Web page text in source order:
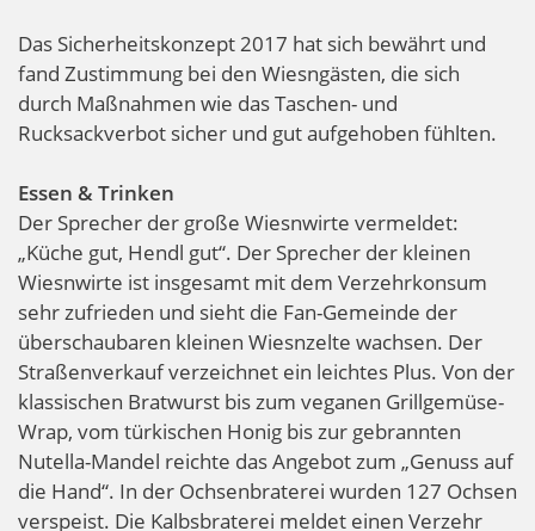
Das Sicherheitskonzept 2017 hat sich bewährt und
fand Zustimmung bei den Wiesngästen, die sich
durch Maßnahmen wie das Taschen- und
Rucksackverbot sicher und gut aufgehoben fühlten.
Essen & Trinken
Der Sprecher der große Wiesnwirte vermeldet:
„Küche gut, Hendl gut“. Der Sprecher der kleinen
Wiesnwirte ist insgesamt mit dem Verzehrkonsum
sehr zufrieden und sieht die Fan-Gemeinde der
überschaubaren kleinen Wiesnzelte wachsen. Der
Straßenverkauf verzeichnet ein leichtes Plus. Von der
klassischen Bratwurst bis zum veganen Grillgemüse-
Wrap, vom türkischen Honig bis zur gebrannten
Nutella-Mandel reichte das Angebot zum „Genuss auf
die Hand“. In der Ochsenbraterei wurden 127 Ochsen
verspeist. Die Kalbsbraterei meldet einen Verzehr